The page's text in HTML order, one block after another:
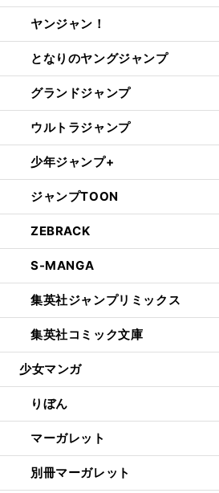
ヤンジャン！
となりのヤングジャンプ
グランドジャンプ
ウルトラジャンプ
少年ジャンプ+
ジャンプTOON
ZEBRACK
S-MANGA
集英社ジャンプリミックス
集英社コミック文庫
少女マンガ
りぼん
マーガレット
別冊マーガレット